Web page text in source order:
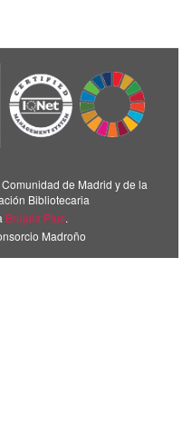
de Madrid y de la
Bibliotecaria
Brújula Plus.
Madroño